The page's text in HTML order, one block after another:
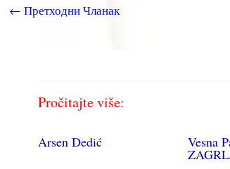
← Претходни Чланак
Pročitajte više:
Arsen Dedić Vesna